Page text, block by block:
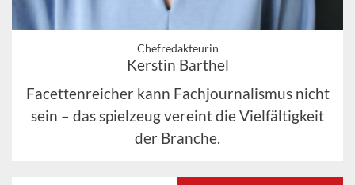
Chefredakteurin
Kerstin Barthel
Facettenreicher kann Fachjournalismus nicht
sein – das spielzeug vereint die Vielfältigkeit
der Branche.